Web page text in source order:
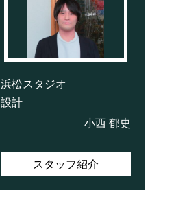
浜松スタジオ
設計
小西 郁史
スタッフ紹介